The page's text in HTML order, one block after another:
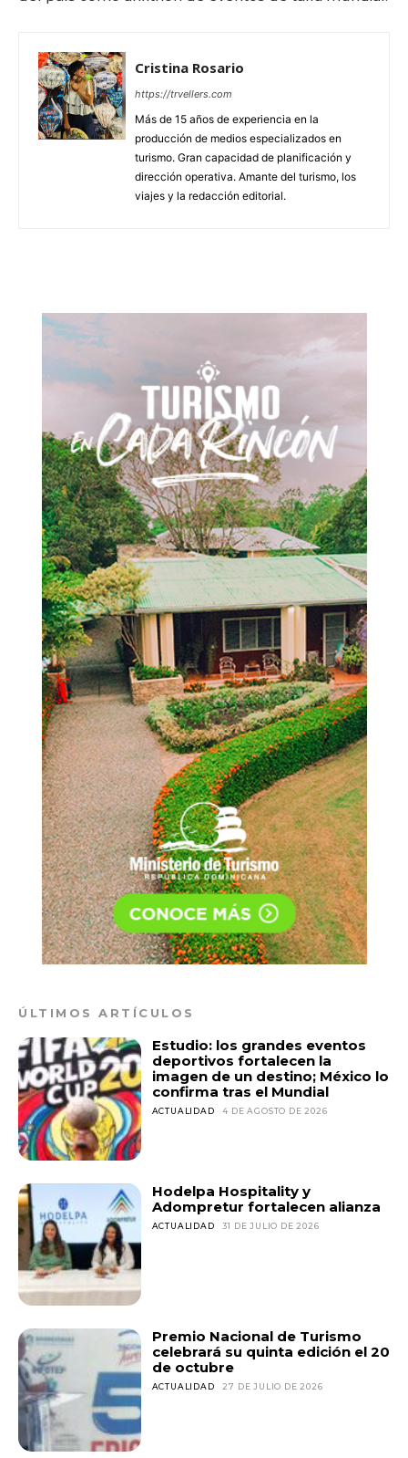
Cristina Rosario
https://trvellers.com
Más de 15 años de experiencia en la
producción de medios especializados en
turismo. Gran capacidad de planificación y
dirección operativa. Amante del turismo, los
viajes y la redacción editorial.
ÚLTIMOS ARTÍCULOS
Estudio: los grandes eventos
deportivos fortalecen la
imagen de un destino; México lo
confirma tras el Mundial
ACTUALIDAD 4 DE AGOSTO DE 2026
Hodelpa Hospitality y
Adompretur fortalecen alianza
ACTUALIDAD 31 DE JULIO DE 2026
Premio Nacional de Turismo
celebrará su quinta edición el 20
de octubre
ACTUALIDAD 27 DE JULIO DE 2026